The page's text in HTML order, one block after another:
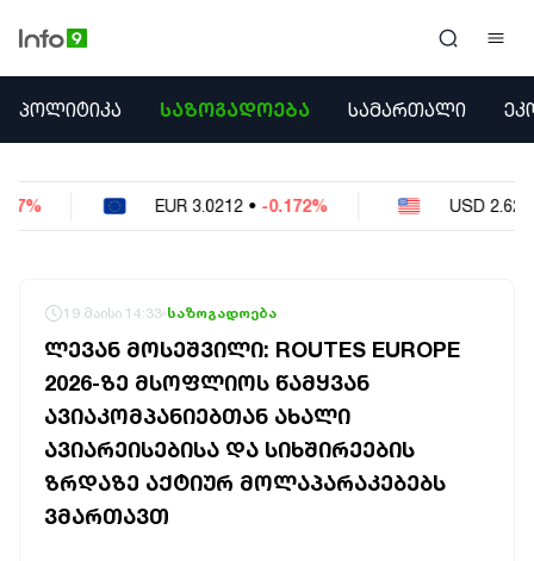
ᲞᲝᲚᲘᲢᲘᲙᲐ
ᲔᲙᲝᲜᲝᲛᲘᲙᲐ
ᲣᲪᲮᲝᲔᲗᲘ
ᲐᲛᲘᲜᲓᲘ
ᲡᲐᲛᲮᲔᲓᲠᲝ
ᲠᲔᲒᲘᲝᲜᲘ
ᲘᲜᲢᲔᲠᲕᲘᲣ
ᲑᲘᲖᲜᲔᲡᲘ
ᲞᲝᲚᲘᲢᲘᲙᲐ ᲡᲐᲖᲝᲒᲐᲓᲝᲔᲑᲐ ᲡᲐᲛᲐᲠᲗᲐᲚᲘ
3.0212 -0.172% USD 2.621 -0.05%
19 მაისი 14:33 საზოგადოება
ᲚᲔᲕᲐᲜ ᲛᲝᲡᲔᲨᲕᲘᲚᲘ: ROUTES EUROPE
2026-ᲖᲔ ᲛᲡᲝᲤᲚᲘᲝᲡ ᲬᲐᲛᲧᲕᲐᲜ
ᲐᲕᲘᲐᲙᲝᲛᲞᲐᲜᲘᲔᲑᲗᲐᲜ ᲐᲮᲐᲚᲘ
ᲐᲕᲘᲐᲠᲔᲘᲡᲔᲑᲘᲡᲐ ᲓᲐ ᲡᲘᲮᲨᲘᲠᲔᲔᲑᲘᲡ
ᲖᲠᲓᲐᲖᲔ ᲐᲥᲢᲘᲣᲠ ᲛᲝᲚᲐᲞᲐᲠᲐᲙᲔᲑᲔᲑᲡ
ᲕᲛᲐᲠᲗᲐᲕᲗ